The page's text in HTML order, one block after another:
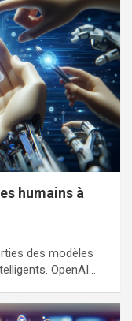
humains à
des modèles
OpenAI…